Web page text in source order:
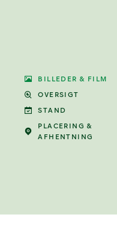
BILLEDER & FILM
OVERSIGT
STAND
PLACERING &
AFHENTNING